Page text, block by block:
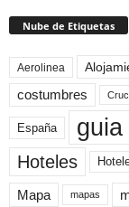
Nube de Etiquetas
Aerolinea
costumbres
España guia
Hoteles
Mapa mapas